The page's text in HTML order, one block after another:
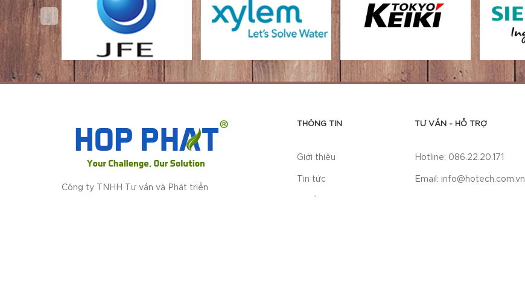
Công ty TNHH Tư vấn và Phát triển
THÔNG TIN
Giới thiệu
Tin tức
TƯ VẤN - HỖ TRỢ
Hotline: 086.22.20.171
Email: info@hotech.com.vn